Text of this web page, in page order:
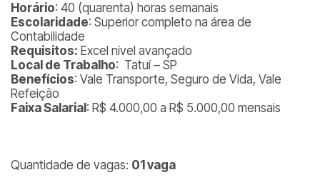
Horário: 40 (quarenta) horas semanais
Escolaridade: Superior completo na área de
Contabilidade
Requisitos: Excel nível avançado
Local de Trabalho: Tatuí – SP
Benefícios: Vale Transporte, Seguro de Vida, Vale
Refeição
Faixa Salarial : R$ 4.000,00 a R$ 5.000,00 mensais
Quantidade de vagas: 01 vaga